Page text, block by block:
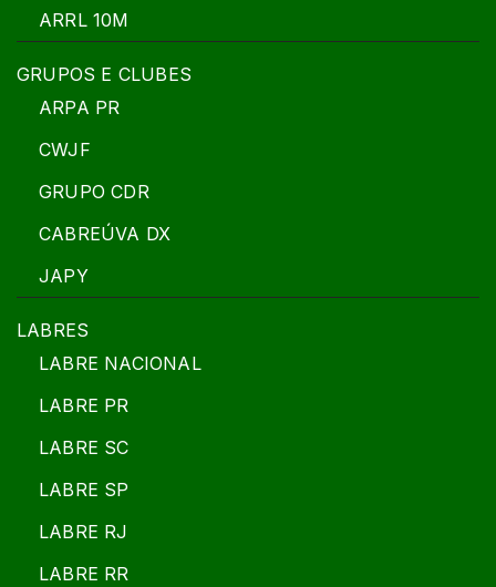
ARRL 10M
GRUPOS E CLUBES
ARPA PR
CWJF
GRUPO CDR
CABREÚVA DX
JAPY
LABRES
LABRE NACIONAL
LABRE PR
LABRE SC
LABRE SP
LABRE RJ
LABRE RR